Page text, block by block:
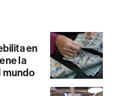
en
la
mundo